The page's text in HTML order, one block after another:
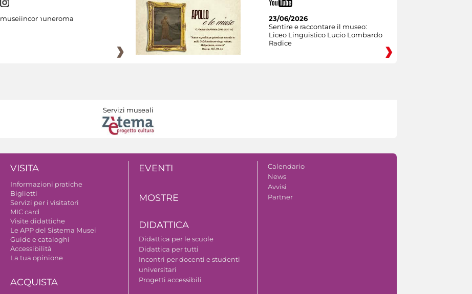
museiincomuneroma
23/06/2026
Sentire e raccontare il museo:
Liceo Linguistico Lucio Lombardo
Radice
Servizi museali
VISITA
Informazioni pratiche
Biglietti
Servizi per i visitatori
MIC card
Visite didattiche
Le APP del Sistema Musei
Guide e cataloghi
Accessibilità
La tua opinione
ACQUISTA
EVENTI
MOSTRE
DIDATTICA
Didattica per le scuole
Didattica per tutti
Incontri per docenti e studenti
universitari
Progetti accessibili
Calendario
News
Avvisi
Partner